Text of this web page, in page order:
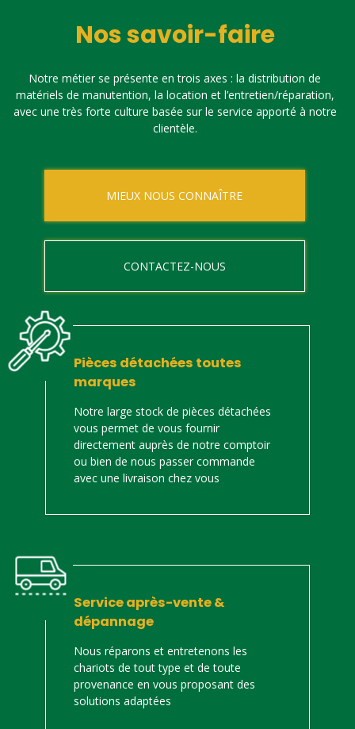
Nos savoir-faire
Notre métier se présente en trois axes : la distribution de
matériels de manutention, la location et l’entretien/réparation,
avec une très forte culture basée sur le service apporté à notre
clientèle.
MIEUX NOUS CONNAÎTRE
CONTACTEZ-NOUS
Pièces détachées toutes
marques
Notre large stock de pièces détachées
vous permet de vous fournir
directement auprès de notre comptoir
ou bien de nous passer commande
avec une livraison chez vous
Service après-vente &
dépannage
Nous réparons et entretenons les
chariots de tout type et de toute
provenance en vous proposant des
solutions adaptées